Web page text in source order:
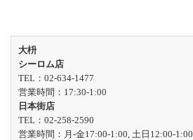
大枡
シーロム店
TEL：02-634-1477
営業時間：17:30-1:00
日本街店
TEL：02-258-2590
営業時間：月-金17:00-1:00, 土日12:00-1:00